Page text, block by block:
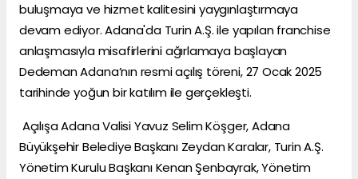
buluşmaya ve hizmet kalitesini yaygınlaştırmaya
devam ediyor. Adana'da Turin A.Ş. ile yapılan franchise
anlaşmasıyla misafirlerini ağırlamaya başlayan
Dedeman Adana’nın resmi açılış töreni, 27 Ocak 2025
tarihinde yoğun bir katılım ile gerçekleşti.
Açılışa Adana Valisi Yavuz Selim Köşger, Adana
Büyükşehir Belediye Başkanı Zeydan Karalar, Turin A.Ş.
Yönetim Kurulu Başkanı Kenan Şenbayrak, Yönetim